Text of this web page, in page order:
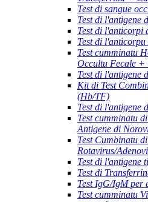
Test di sangue
Test di l'antigene
Test di l'anticorpi
Test di
Test cumminatu
Occultu Fecale +
Test di l'antigene
Kit di Test
(Hb/TF)
Test di l'antigene
Test cumminatu
Antigene di
Test Cumbinatu
Rotavirus/
Test di l'antigene
Test di
Test IgG/IgM per
Test cumminatu